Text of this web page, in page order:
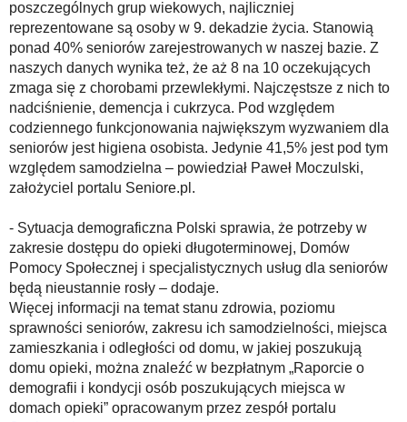
poszczególnych grup wiekowych, najliczniej
reprezentowane są osoby w 9. dekadzie życia. Stanowią
ponad 40% seniorów zarejestrowanych w naszej bazie. Z
naszych danych wynika też, że aż 8 na 10 oczekujących
zmaga się z chorobami przewlekłymi. Najczęstsze z nich to
nadciśnienie, demencja i cukrzyca. Pod względem
codziennego funkcjonowania największym wyzwaniem dla
seniorów jest higiena osobista. Jedynie 41,5% jest pod tym
względem samodzielna – powiedział Paweł Moczulski,
założyciel portalu Seniore.pl.
- Sytuacja demograficzna Polski sprawia, że potrzeby w
zakresie dostępu do opieki długoterminowej, Domów
Pomocy Społecznej i specjalistycznych usług dla seniorów
będą nieustannie rosły – dodaje.
Więcej informacji na temat stanu zdrowia, poziomu
sprawności seniorów, zakresu ich samodzielności, miejsca
zamieszkania i odległości od domu, w jakiej poszukują
domu opieki, można znaleźć w bezpłatnym „Raporcie o
demografii i kondycji osób poszukujących miejsca w
domach opieki” opracowanym przez zespół portalu